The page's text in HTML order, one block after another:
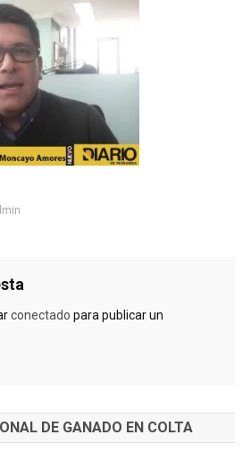
conectado para publicar un
DE GANADO EN COLTA